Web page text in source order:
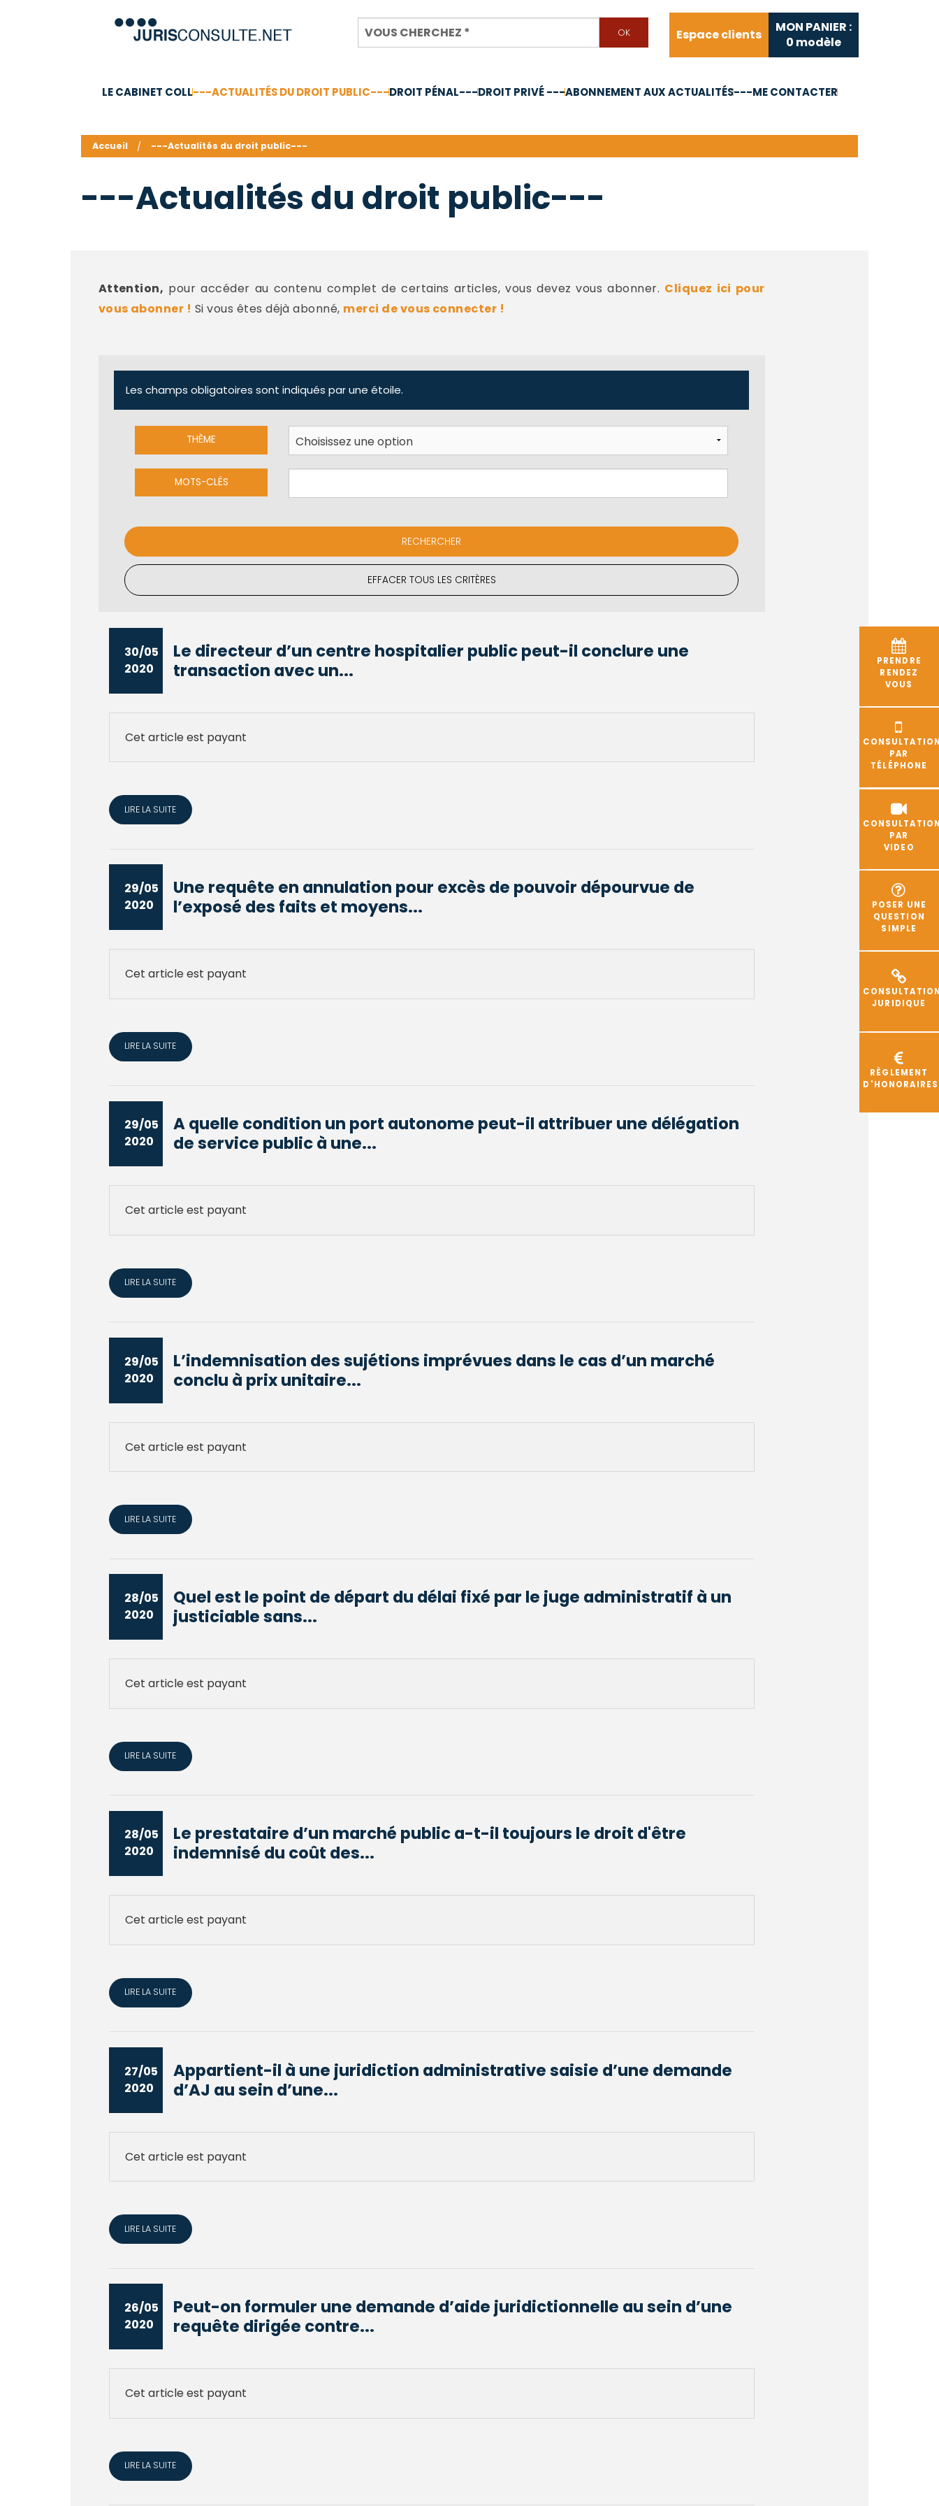
Espace clients
MON PANIER :
0 modèle
LE CABINET COLL---ACTUALITÉS DU DROIT PUBLIC---DROIT PÉNAL---DROIT PRIVÉ ---ABONNEMENT AUX ACTUALITÉS---ME CONTACTER
PRENDRE
RENDEZ
VOUS
PAR
TÉLÉPHONE
PAR
VIDEO
POSER UNE
QUESTION
SIMPLE
JURIDIQUE
RÈGLEMENT
D'HONORAIRES
Accueil ---Actualités du droit public---
---Actualités du droit public---
Attention, pour accéder au contenu complet de certains articles, vous devez vous abonner. Cliquez ici pour
vous abonner ! Si vous êtes déjà abonné, merci de vous connecter !
Les champs obligatoires sont indiqués par une étoile.
THÈME
MOTS-CLÉS
EFFACER TOUS LES CRITÈRES
30/05
2020
Le directeur d’un centre hospitalier public peut-il conclure une
transaction avec un...
Cet article est payant
LIRE LA SUITE
29/05
2020
Une requête en annulation pour excès de pouvoir dépourvue de
l’exposé des faits et moyens...
Cet article est payant
LIRE LA SUITE
29/05
2020
A quelle condition un port autonome peut-il attribuer une délégation
de service public à une...
Cet article est payant
LIRE LA SUITE
29/05
2020
L’indemnisation des sujétions imprévues dans le cas d’un marché
conclu à prix unitaire...
Cet article est payant
LIRE LA SUITE
28/05
2020
Quel est le point de départ du délai fixé par le juge administratif à un
justiciable sans...
Cet article est payant
LIRE LA SUITE
28/05
2020
Le prestataire d’un marché public a-t-il toujours le droit d'être
indemnisé du coût des...
Cet article est payant
LIRE LA SUITE
27/05
2020
Appartient-il à une juridiction administrative saisie d’une demande
d’AJ au sein d’une...
Cet article est payant
LIRE LA SUITE
26/05
2020
Peut-on formuler une demande d’aide juridictionnelle au sein d’une
requête dirigée contre...
Cet article est payant
LIRE LA SUITE